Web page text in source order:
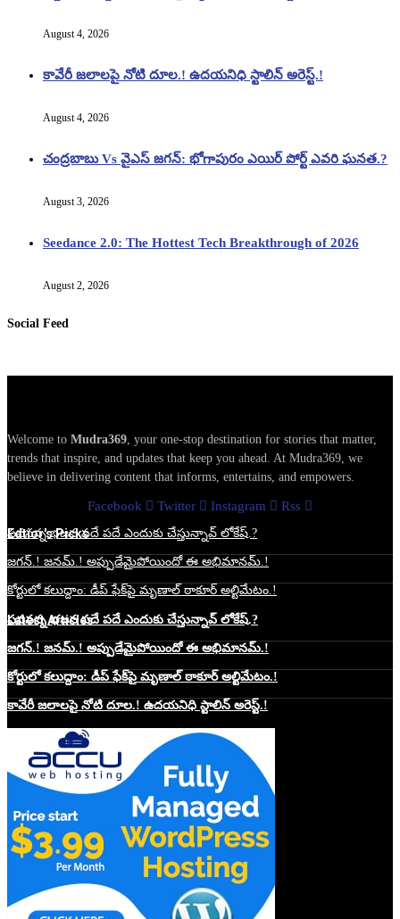
August 4, 2026
కావేరీ జలాలపై నోటి దూల.! ఉదయనిధి స్టాలిన్ అరెస్ట్.!
August 4, 2026
చంద్రబాబు Vs వైఎస్ జగన్: భోగాపురం ఎయిర్ పోర్ట్ ఎవరి ఘనత.?
August 3, 2026
Seedance 2.0: The Hottest Tech Breakthrough of 2026
August 2, 2026
Social Feed
Welcome to Mudra369, your one-stop destination for stories that matter,
trends that inspire, and updates that keep you ahead. At Mudra369, we
believe in delivering content that informs, entertains, and empowers.
Facebook Twitter Instagram
Rss
Edtior's Picks
పవనన్న భజన పదే పదే ఎందుకు చేస్తున్నావ్ లోకేష్.?
జగన్.! జనమ్.! అప్పుడేమైపోయిందో ఈ అభిమానమ్.!
కోర్టులో కలుద్దాం: డీప్ ఫేక్‌పై మృణాల్ ఠాకూర్ అల్టిమేటం.!
Latest Articles
పవనన్న భజన పదే పదే ఎందుకు చేస్తున్నావ్ లోకేష్.?
జగన్.! జనమ్.! అప్పుడేమైపోయిందో ఈ అభిమానమ్.!
కోర్టులో కలుద్దాం: డీప్ ఫేక్‌పై మృణాల్ ఠాకూర్ అల్టిమేటం.!
కావేరీ జలాలపై నోటి దూల.! ఉదయనిధి స్టాలిన్ అరెస్ట్.!
Website Hosting Sponser